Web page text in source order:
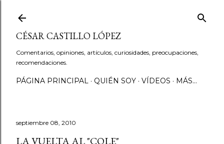
CÉSAR CASTILLO LÓPEZ
Comentarios, opiniones, artículos, curiosidades, preocupaciones,
recomendaciones.
PÁGINA PRINCIPAL QUIÉN SOY VÍDEOS MÁS…
septiembre 08, 2010
LA VUELTA AL "COLE"